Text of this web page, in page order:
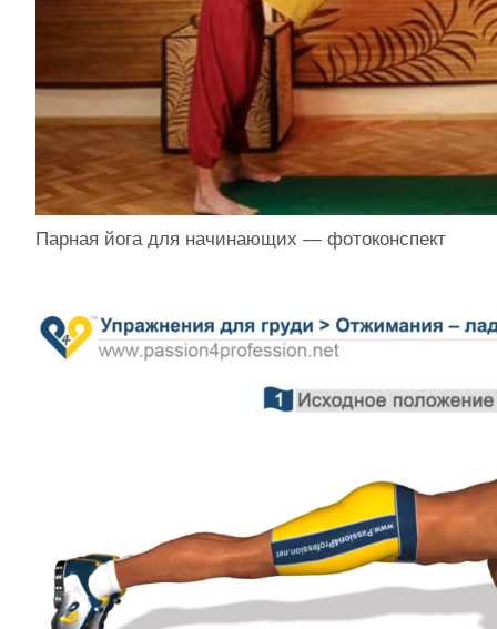
Парная йога для начинающих — фотоконспект